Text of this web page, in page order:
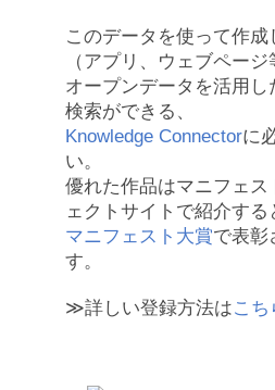
このデータを使って作成
（アプリ、ウェブページ
オープンデータを活用し
検索ができる、
Knowledge Connectorに
い。
優れた作品はマニフェス
ェクトサイトで紹介する
マニフェスト大賞で表彰
す。
≫詳しい登録方法はこち